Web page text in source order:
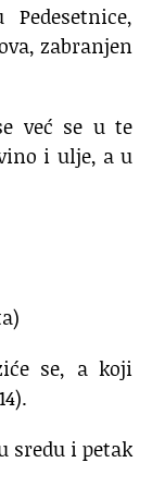
zabranjen
već se u te
i ulje, a u
se, a koji
sredu i petak